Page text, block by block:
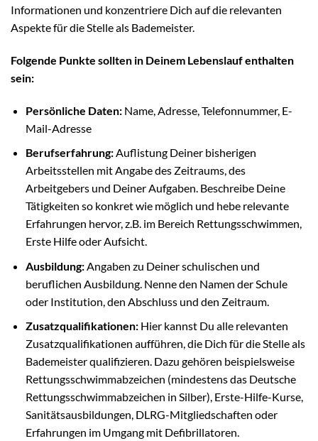
Informationen und konzentriere Dich auf die relevanten
Aspekte für die Stelle als Bademeister.
Folgende Punkte sollten in Deinem Lebenslauf enthalten
sein:
Persönliche Daten:Name, Adresse, Telefonnummer, E-
Mail-Adresse
Berufserfahrung:Auflistung Deiner bisherigen
Arbeitsstellen mit Angabe des Zeitraums, des
Arbeitgebers und Deiner Aufgaben. Beschreibe Deine
Tätigkeiten so konkret wie möglich und hebe relevante
Erfahrungen hervor, z.B. im Bereich Rettungsschwimmen,
Erste Hilfe oder Aufsicht.
Ausbildung:Angaben zu Deiner schulischen und
beruflichen Ausbildung. Nenne den Namen der Schule
oder Institution, den Abschluss und den Zeitraum.
Zusatzqualifikationen:Hier kannst Du alle relevanten
Zusatzqualifikationen aufführen, die Dich für die Stelle als
Bademeister qualifizieren. Dazu gehören beispielsweise
Rettungsschwimmabzeichen (mindestens das Deutsche
Rettungsschwimmabzeichen in Silber), Erste-Hilfe-Kurse,
Sanitätsausbildungen, DLRG-Mitgliedschaften oder
Erfahrungen im Umgang mit Defibrillatoren.